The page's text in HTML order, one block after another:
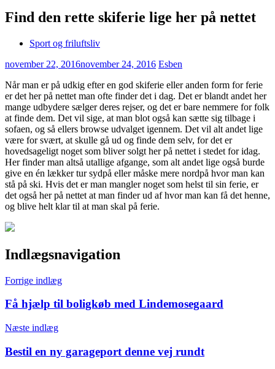
Find den rette skiferie lige her på nettet
Sport og friluftsliv
november 22, 2016november 24, 2016 Esben
Når man er på udkig efter en god skiferie eller anden form for ferie
er det her på nettet man ofte finder det i dag. Det er blandt andet her
mange udbydere sælger deres rejser, og det er bare nemmere for folk
at finde dem. Det vil sige, at man blot også kan sætte sig tilbage i
sofaen, og så ellers browse udvalget igennem. Det vil alt andet lige
være for svært, at skulle gå ud og finde dem selv, for det er
hovedsageligt noget som bliver solgt her på nettet i stedet for idag.
Her finder man altså utallige afgange, som alt andet lige også burde
give en én lækker tur sydpå eller måske mere nordpå hvor man kan
stå på ski. Hvis det er man mangler noget som helst til sin ferie, er
det også her på nettet at man finder ud af hvor man kan få det henne,
og blive helt klar til at man skal på ferie.
Indlægsnavigation
Forrige indlæg
Få hjælp til boligkøb med Lindemosegaard
Næste indlæg
Bestil en ny garageport denne vej rundt